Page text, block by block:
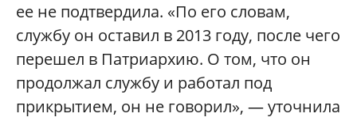
ее не подтвердила. «По его словам,
службу он оставил в 2013 году, после чего
перешел в Патриархию. О том, что он
продолжал службу и работал под
прикрытием, он не говорил», — уточнила